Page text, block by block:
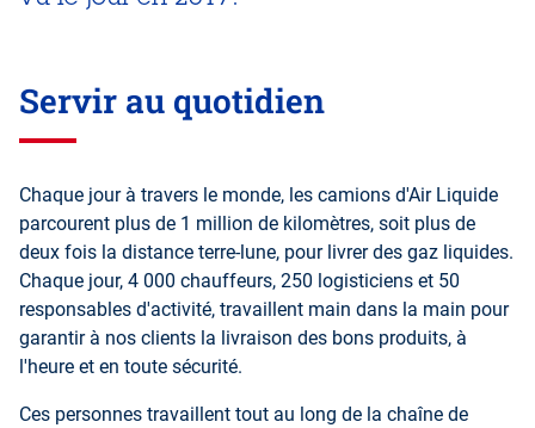
Servir au quotidien
Chaque jour à travers le monde, les camions d'Air Liquide
parcourent plus de 1 million de kilomètres, soit plus de
deux fois la distance terre-lune, pour livrer des gaz liquides.
Chaque jour, 4 000 chauffeurs, 250 logisticiens et 50
responsables d'activité, travaillent main dans la main pour
garantir à nos clients la livraison des bons produits, à
l'heure et en toute sécurité.
Ces personnes travaillent tout au long de la chaîne de